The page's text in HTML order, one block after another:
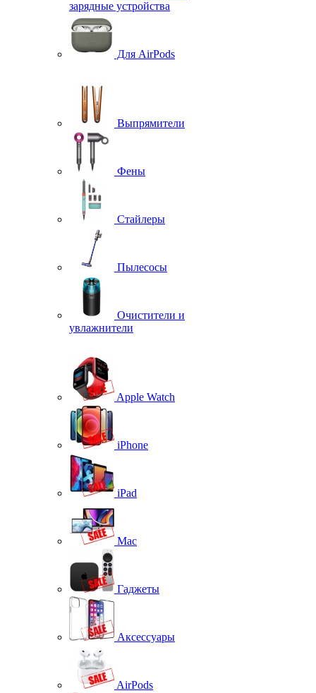
зарядные устройства
Для AirPods
Выпрямители
Фены
Стайлеры
Пылесосы
Очистители и
увлажнители
Apple Watch
iPhone
iPad
Mac
Гаджеты
Аксессуары
AirPods